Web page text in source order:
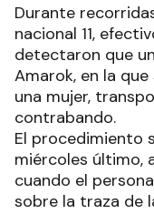
Durante
nacional 11,
detectaron que
Amarok, en la
una mujer,
contrabando.
El procedimiento
miércoles último,
cuando el
sobre la traza de